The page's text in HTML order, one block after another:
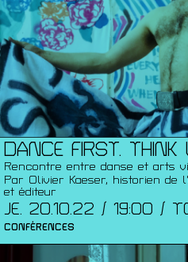
DANCE FIRST. THINK
Rencontre entre danse et arts
Par Olivier Kaeser, historien de
et éditeur
JE. 20.10.22 / 19:00 /
CONFÉRENCES